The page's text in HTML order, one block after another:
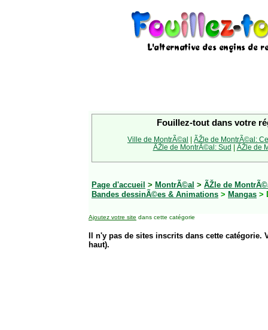
Fouillez-tout dans votre
Ville de MontrÃ©al | ÃŽle de MontrÃ©al:
ÃŽle de MontrÃ©al: Sud | ÃŽle de
Page d'accueil > MontrÃ©al > ÃŽle de
Bandes dessinÃ©es & Animations > Mangas >
Ajoutez votre site dans cette catégorie
Il n'y pas de sites inscrits dans cette
haut).